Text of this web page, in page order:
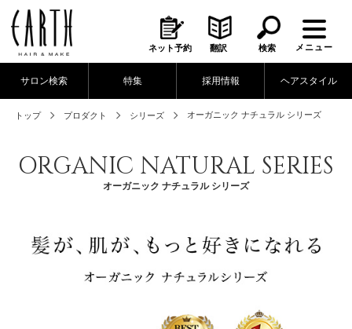
ネット予約 翻訳 検索 メニュー
サロン検索 特集 採用情報 ヘアスタイル
トップ プロダクト シリーズ オーガニック ナチュラル シリーズ
ORGANIC NATURAL SERIES
オーガニック ナチュラル シリーズ